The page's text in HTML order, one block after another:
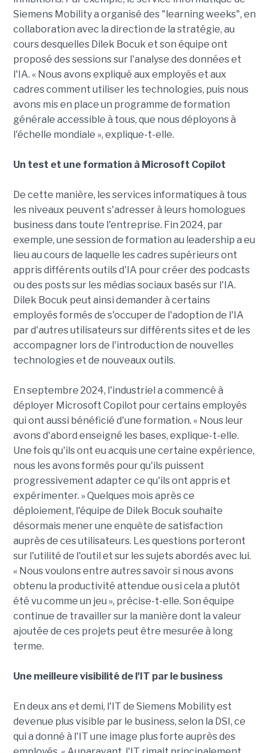
Siemens Mobility a organisé des "learning weeks", en
collaboration avec la direction de la stratégie, au
cours desquelles Dilek Bocuk et son équipe ont
proposé des sessions sur l'analyse des données et
l'IA. « Nous avons expliqué aux employés et aux
cadres comment utiliser les technologies, puis nous
avons mis en place un programme de formation
générale accessible à tous, que nous déployons à
l'échelle mondiale », explique-t-elle.
Un test et une formation à Microsoft Copilot
De cette manière, les services informatiques à tous
les niveaux peuvent s'adresser à leurs homologues
business dans toute l'entreprise. Fin 2024, par
exemple, une session de formation au leadership a eu
lieu au cours de laquelle les cadres supérieurs ont
appris différents outils d'IA pour créer des podcasts
ou des posts sur les médias sociaux basés sur l'IA.
Dilek Bocuk peut ainsi demander à certains
employés formés de s'occuper de l'adoption de l'IA
par d'autres utilisateurs sur différents sites et de les
accompagner lors de l'introduction de nouvelles
technologies et de nouveaux outils.
En septembre 2024, l'industriel a commencé à
déployer Microsoft Copilot pour certains employés
qui ont aussi bénéficié d'une formation. « Nous leur
avons d'abord enseigné les bases, explique-t-elle.
Une fois qu'ils ont eu acquis une certaine expérience,
nous les avons formés pour qu'ils puissent
progressivement adapter ce qu'ils ont appris et
expérimenter. » Quelques mois après ce
déploiement, l'équipe de Dilek Bocuk souhaite
désormais mener une enquête de satisfaction
auprès de ces utilisateurs. Les questions porteront
sur l'utilité de l'outil et sur les sujets abordés avec lui.
« Nous voulons entre autres savoir si nous avons
obtenu la productivité attendue ou si cela a plutôt
été vu comme un jeu », précise-t-elle. Son équipe
continue de travailler sur la manière dont la valeur
ajoutée de ces projets peut être mesurée à long
terme.
Une meilleure visibilité de l'IT par le business
En deux ans et demi, l'IT de Siemens Mobility est
devenue plus visible par le business, selon la DSI, ce
qui a donné à l'IT une image plus forte auprès des